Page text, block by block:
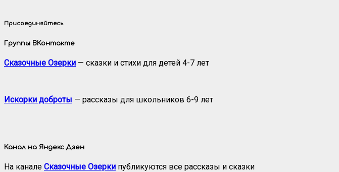
Присоединяйтесь
Группы ВКонтакте
Сказочные Озерки — сказки и стихи для детей 4-7 лет
Искорки доброты — рассказы для школьников 6-9 лет
Канал на Яндекс.Дзен
На канале Сказочные Озерки публикуются все рассказы и сказки